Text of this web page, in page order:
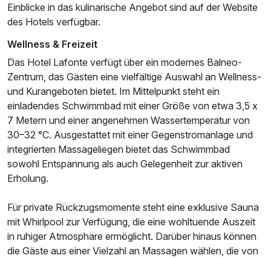
Einblicke in das kulinarische Angebot sind auf der Website
des Hotels verfügbar.
Wellness & Freizeit
Das Hotel Lafonte verfügt über ein modernes Balneo-
Zentrum, das Gästen eine vielfältige Auswahl an Wellness-
und Kurangeboten bietet. Im Mittelpunkt steht ein
einladendes Schwimmbad mit einer Größe von etwa 3,5 x
7 Metern und einer angenehmen Wassertemperatur von
30–32 °C. Ausgestattet mit einer Gegenstromanlage und
integrierten Massageliegen bietet das Schwimmbad
sowohl Entspannung als auch Gelegenheit zur aktiven
Erholung.
Für private Rückzugsmomente steht eine exklusive Sauna
mit Whirlpool zur Verfügung, die eine wohltuende Auszeit
in ruhiger Atmosphäre ermöglicht. Darüber hinaus können
die Gäste aus einer Vielzahl an Massagen wählen, die von